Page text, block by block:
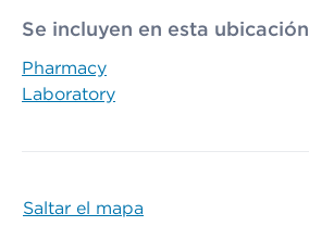
Se incluyen en esta ubicación
Pharmacy
Laboratory
Saltar el mapa